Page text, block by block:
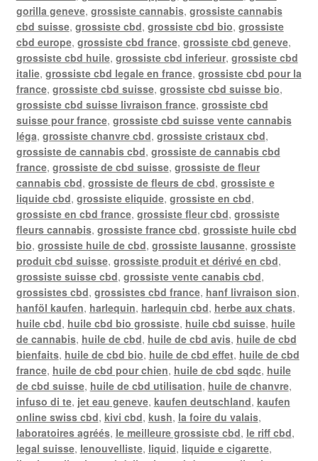
gorilla geneve, grossiste cannabis, grossiste cannabis
cbd suisse, grossiste cbd, grossiste cbd bio, grossiste
cbd europe, grossiste cbd france, grossiste cbd geneve,
grossiste cbd huile, grossiste cbd inferieur, grossiste cbd
italie, grossiste cbd legale en france, grossiste cbd pour la
france, grossiste cbd suisse, grossiste cbd suisse bio,
grossiste cbd suisse livraison france, grossiste cbd
suisse pour france, grossiste cbd suisse vente cannabis
léga, grossiste chanvre cbd, grossiste cristaux cbd,
grossiste de cannabis cbd, grossiste de cannabis cbd
france, grossiste de cbd suisse, grossiste de fleur
cannabis cbd, grossiste de fleurs de cbd, grossiste e
liquide cbd, grossiste eliquide, grossiste en cbd,
grossiste en cbd france, grossiste fleur cbd, grossiste
fleurs cannabis, grossiste france cbd, grossiste huile cbd
bio, grossiste huile de cbd, grossiste lausanne, grossiste
produit cbd suisse, grossiste produit et dérivé en cbd,
grossiste suisse cbd, grossiste vente canabis cbd,
grossistes cbd, grossistes cbd france, hanf livraison sion,
hanföl kaufen, harlequin, harlequin cbd, herbe aux chats,
huile cbd, huile cbd bio grossiste, huile cbd suisse, huile
de cannabis, huile de cbd, huile de cbd avis, huile de cbd
bienfaits, huile de cbd bio, huile de cbd effet, huile de cbd
france, huile de cbd pour chien, huile de cbd sqdc, huile
de cbd suisse, huile de cbd utilisation, huile de chanvre,
infuso di te, jet eau geneve, kaufen deutschland, kaufen
online swiss cbd, kivi cbd, kush, la foire du valais,
laboratoires agréés, le meilleure grossiste cbd, le riff cbd,
legal suisse, lenouvelliste, liquid, liquide e cigarette,